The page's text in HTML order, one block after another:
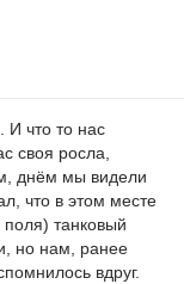
И что то нас
своя росла,
днём мы видели
что в этом месте
поля) танковый
но нам, ранее
вдруг.